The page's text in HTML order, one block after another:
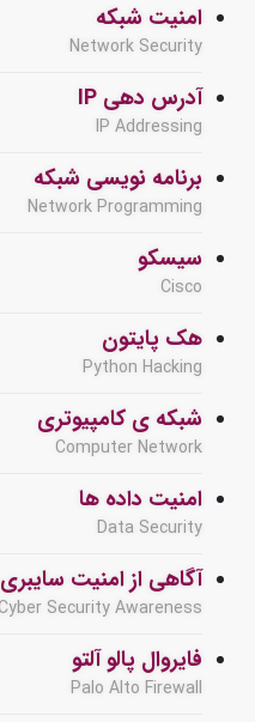
امنیت شبکه
Network Security
آدرس دهی IP
IP Addressing
برنامه نویسی شبکه
Network Programming
سیسکو
Cisco
هک پایتون
Python Hacking
شبکه ی کامپیوتری
Computer Network
امنیت داده ها
Data Security
آگاهی از امنیت سایبری
Cyber Security Awareness
فایروال پالو آلتو
Palo Alto Firewall